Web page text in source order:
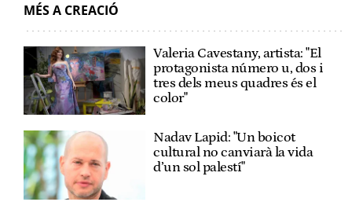
MÉS A CREACIÓ
Valeria Cavestany, artista: "El
protagonista número u, dos i
tres dels meus quadres és el
color"
Nadav Lapid: "Un boicot
cultural no canviarà la vida
d’un sol palestí"